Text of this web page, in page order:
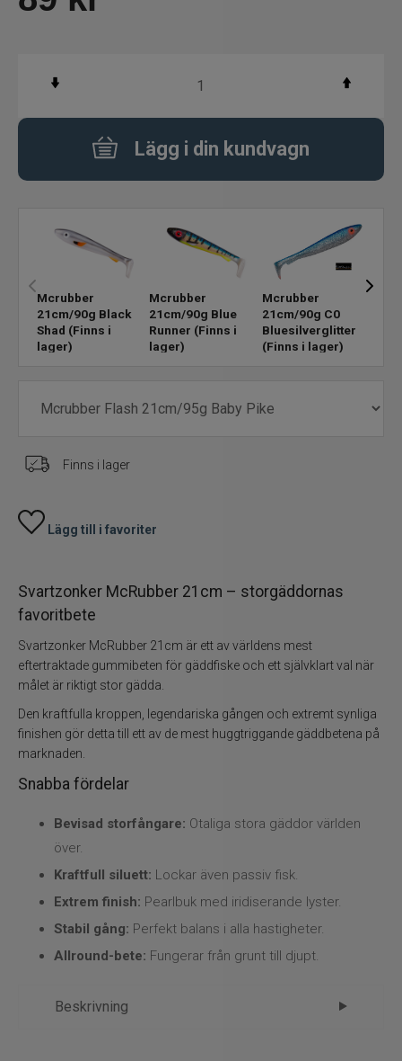
Spinnare
Skeddrag
Havsfiske
Fiskelinor
Tillbehör
Flugbindning
Flugfiske
Vinterfiske
Trolling
Varumärken
Lägg i din kundvagn
Mcrubber
21cm/90g Black
Shad (Finns i
lager)
Mcrubber
21cm/90g Blue
Runner (Finns i
lager)
Mcrubber
21cm/90g C0
Bluesilverglitter
(Finns i lager)
Finns i lager
Lägg till i favoriter
Svartzonker McRubber 21cm – storgäddornas
favoritbete
Svartzonker McRubber 21cm är ett av världens mest
eftertraktade gummibeten för gäddfiske och ett självklart val när
målet är riktigt stor gädda.
Den kraftfulla kroppen, legendariska gången och extremt synliga
finishen gör detta till ett av de mest huggtriggande gäddbetena på
marknaden.
Snabba fördelar
Bevisad storfångare: Otaliga stora gäddor världen
över.
Kraftfull siluett: Lockar även passiv fisk.
Extrem finish: Pearlbuk med iridiserande lyster.
Stabil gång: Perfekt balans i alla hastigheter.
Allround-bete: Fungerar från grunt till djupt.
Beskrivning